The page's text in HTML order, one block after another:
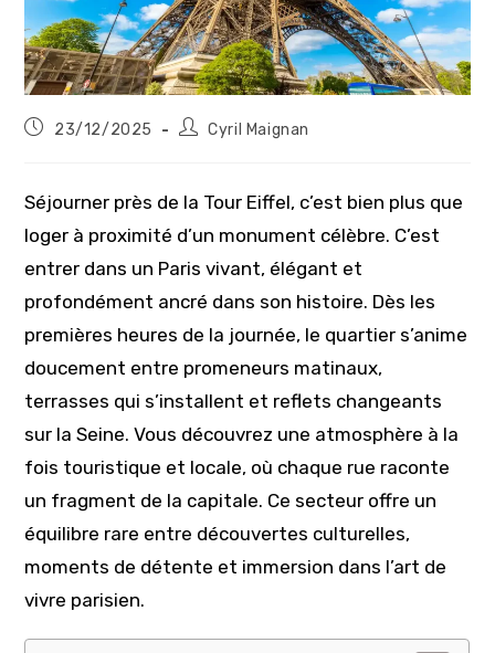
Publication
23/12/2025
Auteur/autrice
Cyril Maignan
Séjourner près de la Tour Eiffel, c’est bien plus que
loger à proximité d’un monument célèbre. C’est
entrer dans un Paris vivant, élégant et
profondément ancré dans son histoire. Dès les
premières heures de la journée, le quartier s’anime
doucement entre promeneurs matinaux,
terrasses qui s’installent et reflets changeants
sur la Seine. Vous découvrez une atmosphère à la
fois touristique et locale, où chaque rue raconte
un fragment de la capitale. Ce secteur offre un
équilibre rare entre découvertes culturelles,
moments de détente et immersion dans l’art de
vivre parisien.